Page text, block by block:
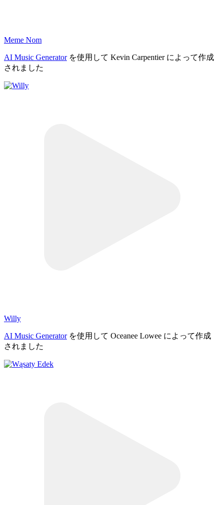
Meme Nom
AI Music Generatorを使用して Kevin Carpentier によって作成
されました
Willy
AI Music Generatorを使用して Oceanee Lowee によって作成
されました